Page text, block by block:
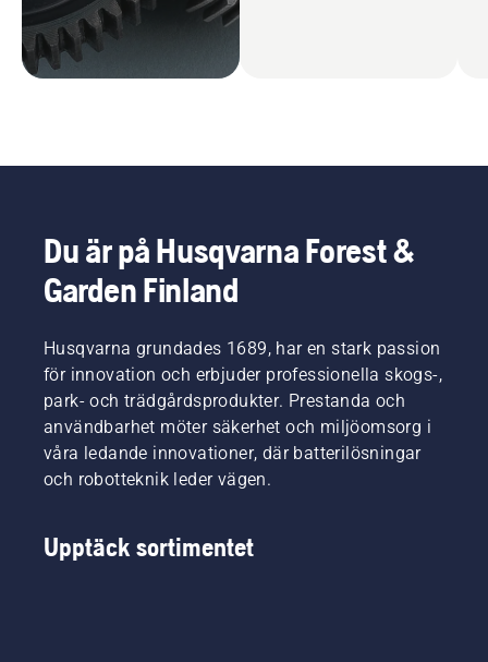
Du är på Husqvarna Forest &
Garden Finland
Husqvarna grundades 1689, har en stark passion
för innovation och erbjuder professionella skogs-,
park- och trädgårdsprodukter. Prestanda och
användbarhet möter säkerhet och miljöomsorg i
våra ledande innovationer, där batterilösningar
och robotteknik leder vägen.
Upptäck sortimentet